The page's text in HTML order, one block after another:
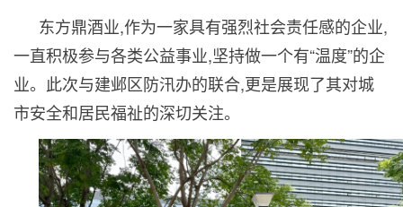
东方鼎酒业,作为一家具有强烈社会责任感的企业,
一直积极参与各类公益事业,坚持做一个有“温度”的企
业。此次与建邺区防汛办的联合,更是展现了其对城
市安全和居民福祉的深切关注。